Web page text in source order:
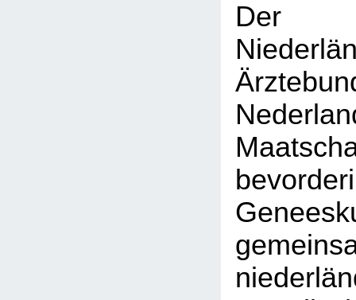
Der